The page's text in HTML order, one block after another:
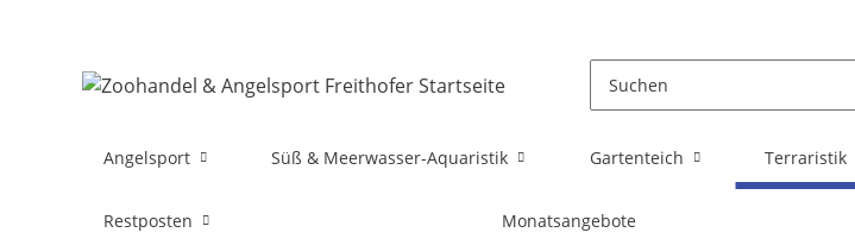
Angelsport Süß & Meerwasser-Aquaristik Gartenteich Terraristik
Restposten Monatsangebote